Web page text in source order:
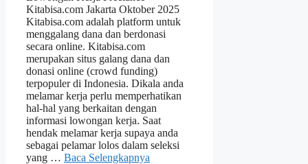
Kitabisa.com Jakarta Oktober 2025
Kitabisa.com adalah platform untuk
menggalang dana dan berdonasi
secara online. Kitabisa.com
merupakan situs galang dana dan
donasi online (crowd funding)
terpopuler di Indonesia. Dikala anda
melamar kerja perlu memperhatikan
hal-hal yang berkaitan dengan
informasi lowongan kerja. Saat
hendak melamar kerja supaya anda
sebagai pelamar lolos dalam seleksi
yang … Baca Selengkapnya